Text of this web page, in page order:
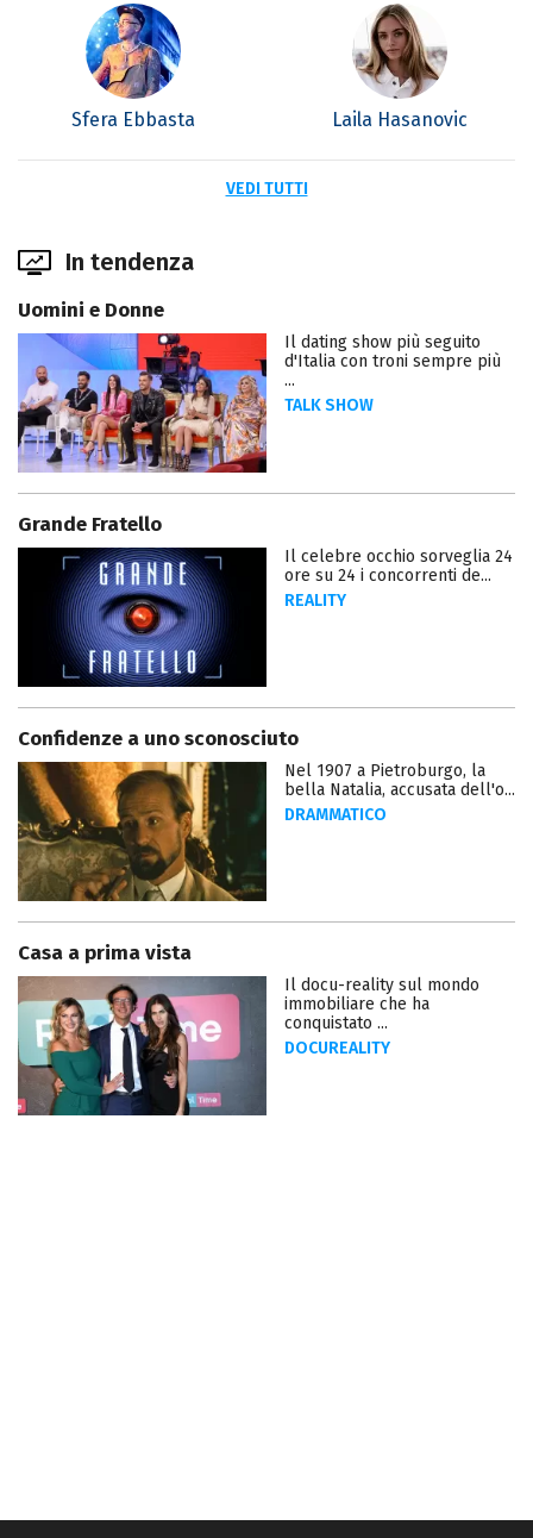
Sfera Ebbasta Laila Hasanovic
VEDI TUTTI
In tendenza
Uomini e Donne
Il dating show più seguito
d'Italia con troni sempre più
...
TALK SHOW
Grande Fratello
Il celebre occhio sorveglia 24
ore su 24 i concorrenti de...
REALITY
Confidenze a uno sconosciuto
Nel 1907 a Pietroburgo, la
bella Natalia, accusata dell'o...
DRAMMATICO
Casa a prima vista
Il docu-reality sul mondo
immobiliare che ha
conquistato ...
DOCUREALITY